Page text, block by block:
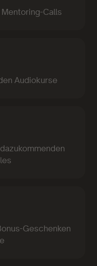
Calls
Audiokurse
Geschenken